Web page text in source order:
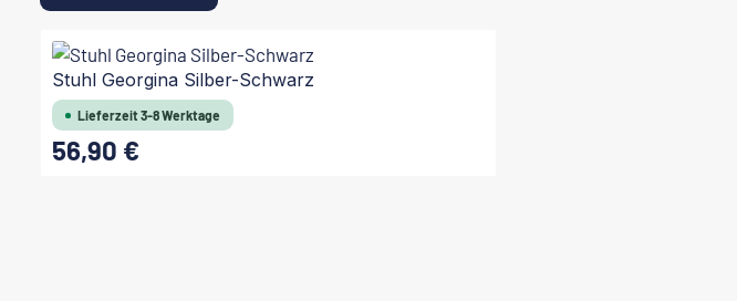
Produktgalerie überspringen
Stuhl Georgina Silber-Schwarz
Lieferzeit 3-8 Werktage
Regulärer Preis:
56,90 €